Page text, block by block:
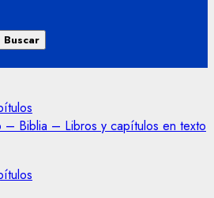
– Biblia – Libros y capítulos en texto